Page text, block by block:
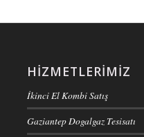
HIZMETLERIMIZ
İkinci El Kombi Satış
Gaziantep Dogalgaz Tesisatı